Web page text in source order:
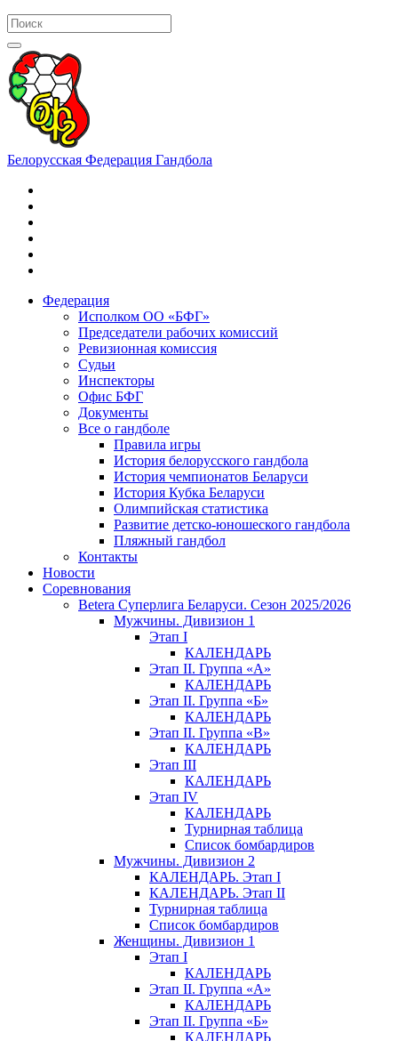
Белорусская Федерация Гандбола
Федерация
Исполком ОО «БФГ»
Председатели рабочих комиссий
Ревизионная комиссия
Судьи
Инспекторы
Офис БФГ
Документы
Все о гандболе
Правила игры
История белорусского гандбола
История чемпионатов Беларуси
История Кубка Беларуси
Олимпийская статистика
Развитие детско-юношеского гандбола
Пляжный гандбол
Контакты
Новости
Соревнования
Betera Суперлига Беларуси. Сезон 2025/2026
Мужчины. Дивизион 1
Этап I
КАЛЕНДАРЬ
Этап II. Группа «А»
КАЛЕНДАРЬ
Этап II. Группа «Б»
КАЛЕНДАРЬ
Этап II. Группа «В»
КАЛЕНДАРЬ
Этап III
КАЛЕНДАРЬ
Этап IV
КАЛЕНДАРЬ
Турнирная таблица
Список бомбардиров
Мужчины. Дивизион 2
КАЛЕНДАРЬ. Этап I
КАЛЕНДАРЬ. Этап II
Турнирная таблица
Список бомбардиров
Женщины. Дивизион 1
Этап I
КАЛЕНДАРЬ
Этап II. Группа «А»
КАЛЕНДАРЬ
Этап II. Группа «Б»
КАЛЕНДАРЬ